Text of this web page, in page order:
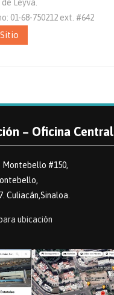
Leyva.
01-68-750212 ext. #642
– Oficina Central
Montebello #150,
Culiacán,Sinaloa.
ubicación